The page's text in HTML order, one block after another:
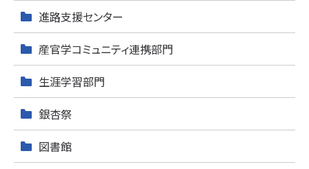
進路支援センター
産官学コミュニティ連携部門
生涯学習部門
銀杏祭
図書館